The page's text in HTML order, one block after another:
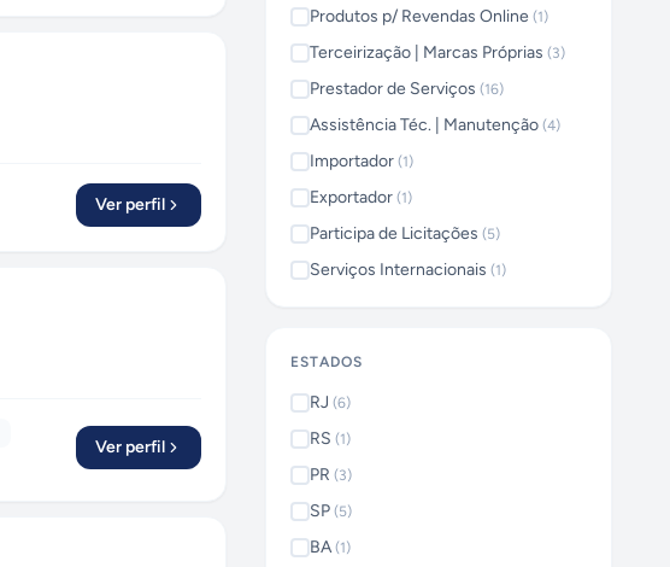
Ver perfil
Ver perfil
Produtos p/ Revendas Online (1)
Terceirização | Marcas Próprias (3)
Prestador de Serviços (16)
Assistência Téc. | Manutenção (4)
Importador (1)
Exportador (1)
Participa de Licitações (5)
Serviços Internacionais (1)
ESTADOS
RJ (6)
RS (1)
PR (3)
SP (5)
BA (1)